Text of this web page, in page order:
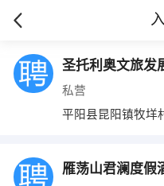
私营
平阳县昆阳镇牧垟
雁荡山君澜度假